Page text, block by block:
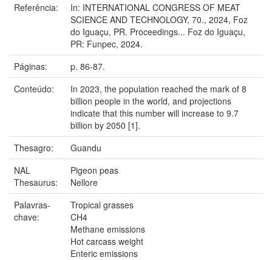
Referência:
In: INTERNATIONAL CONGRESS OF MEAT
SCIENCE AND TECHNOLOGY, 70., 2024, Foz
do Iguaçu, PR. Proceedings... Foz do Iguaçu,
PR: Funpec, 2024.
Páginas:
p. 86-87.
Conteúdo:
In 2023, the population reached the mark of 8
billion people in the world, and projections
indicate that this number will increase to 9.7
billion by 2050 [1].
Thesagro:
Guandu
NAL
Thesaurus:
Pigeon peas
Nellore
Palavras-
chave:
Tropical grasses
CH4
Methane emissions
Hot carcass weight
Enteric emissions